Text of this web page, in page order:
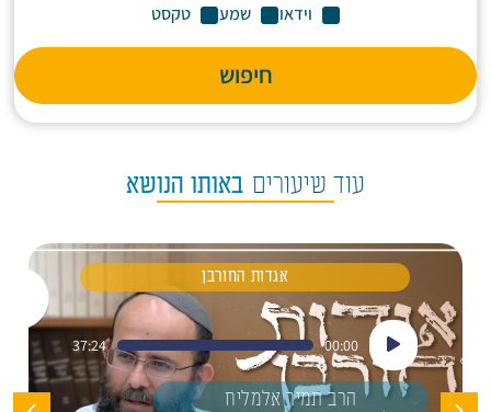
וידאו שמע טקסט
חיפוש
עוד שיעורים באותו הנושא
אגדות החורבן
נגן
אודיו
00:00
37:24
הרב תמיר אלמליח